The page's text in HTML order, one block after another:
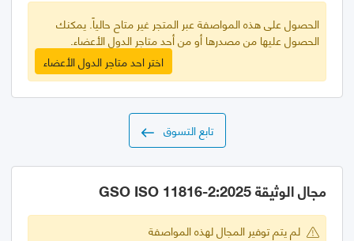
الحصول على هذه المواصفة عبر المتجر غير متاح حالياً. يمكنك
الحصول عليها من مصدرها أو من أحد متاجر الدول الأعضاء.
اختر احد متاجر الدول الأعضاء
تابع التسوق
مجال الوثيقة GSO ISO 11816-2:2025
لم يتم توفير المجال لهذه المواصفة